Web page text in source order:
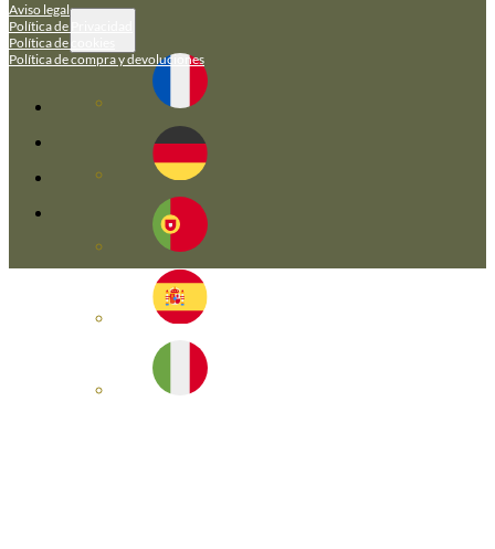
Aviso legal
Política de Privacidad
Política de cookies
Política de compra y devoluciones